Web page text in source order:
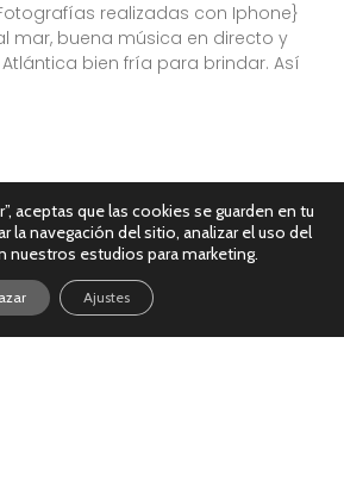
realizadas con Iphone}
mar, buena música en directo y
bien fría para brindar. Así
aceptas que las cookies se guarden en tu
la navegación del sitio, analizar el uso del
nuestros estudios para marketing.
Ajustes